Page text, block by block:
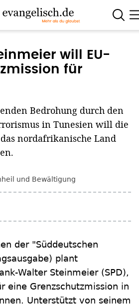
will EU-
für
Bedrohung durch den
in Tunesien will die
nordafrikanische Land
und Bewältigung
der "Süddeutschen
plant
Walter Steinmeier (SPD),
eine Grenzschutzmission in
Unterstützt von seinem